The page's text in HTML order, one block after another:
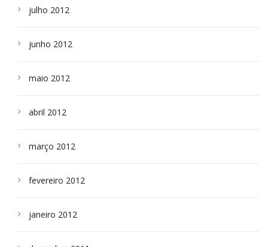
julho 2012
junho 2012
maio 2012
abril 2012
março 2012
fevereiro 2012
janeiro 2012